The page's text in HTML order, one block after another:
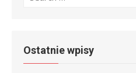
Ostatnie wpisy